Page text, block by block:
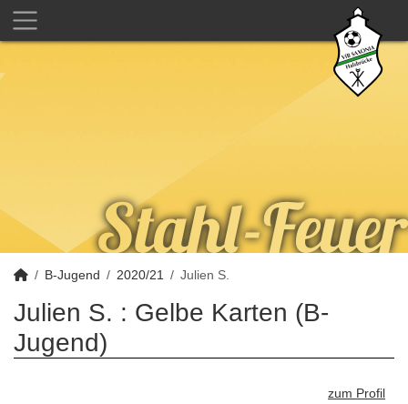
B-Jugend 2020/21 Julien S.
Julien S. : Gelbe Karten (B-
Jugend)
zum Profil